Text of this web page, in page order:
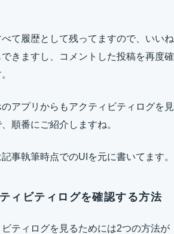
て履歴として残ってますので、いいね
きますし、コメントした投稿を再度確
アプリからもアクティビティログを見
順番にご紹介しますね。
事執筆時点でのUIを元に書いてます。
ィビティログを確認する方法
ティログを見るためには2つの方法が